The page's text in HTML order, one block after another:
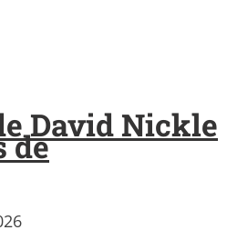
David Nickle
de